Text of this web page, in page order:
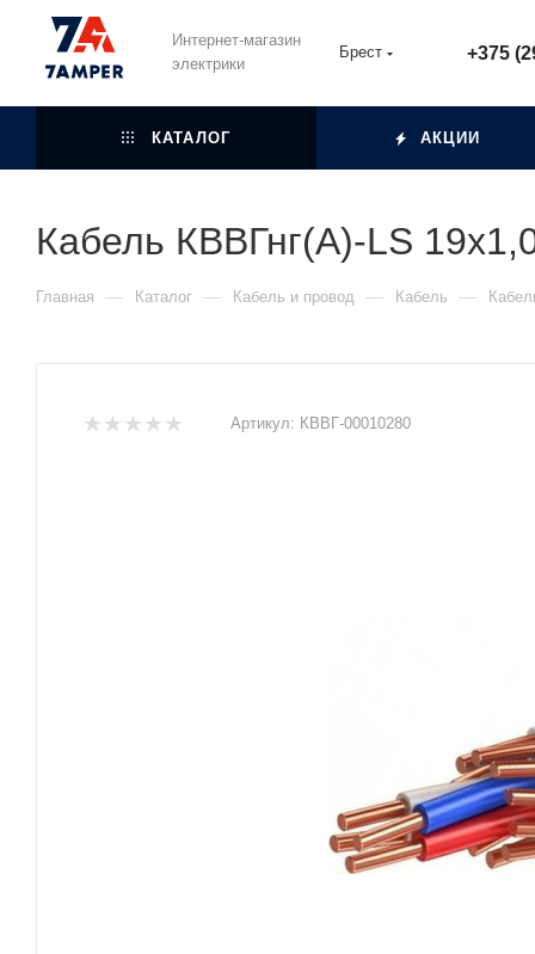
Интернет-магазин
электрики
Брест +375
КАТАЛОГ АКЦИИ
Кабель КВВГнг(А)-LS
Главная — Каталог — Кабель и провод — Кабель —
Артикул: КВВГ-00010280